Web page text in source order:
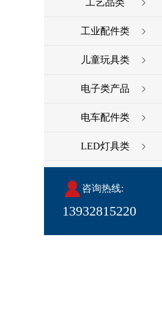
工艺品类
工业配件类
儿童玩具类
电子类产品
电车配件类
LED灯具类
咨询热线:
13932815220